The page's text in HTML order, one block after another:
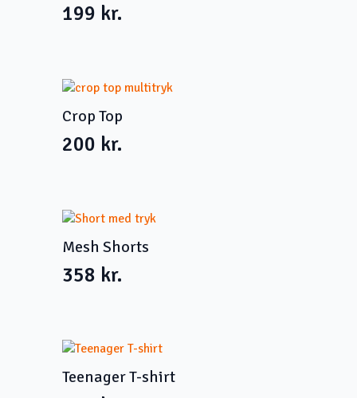
199 kr.
Crop Top
200 kr.
Mesh Shorts
358 kr.
Teenager T-shirt